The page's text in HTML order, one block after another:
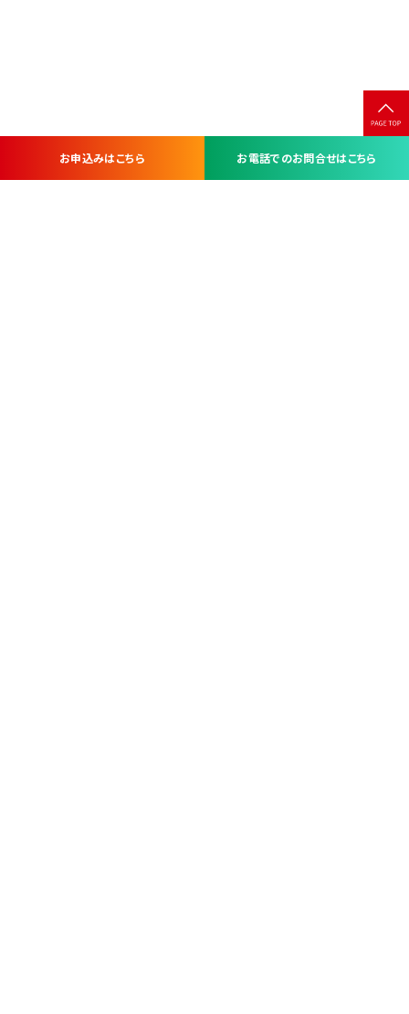
お申込みはこちら お電話でのお問合せはこちら